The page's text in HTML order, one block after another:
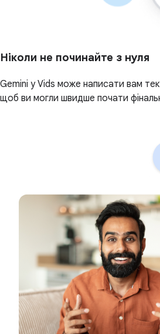
Ніколи не починайте з нуля
Gemini у Vids може написати вам
щоб ви могли швидше почати